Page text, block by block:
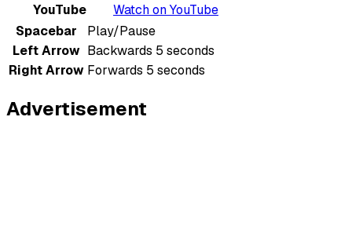
YouTube
Watch on YouTube
Spacebar
Play/Pause
Left Arrow Backwards 5 seconds
Right Arrow Forwards 5 seconds
Advertisement